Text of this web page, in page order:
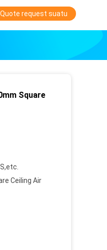
Quote request suatu
Square
Ceiling Air